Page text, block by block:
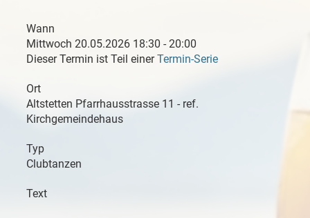
Wann
Mittwoch 20.05.2026 18:30 - 20:00
Dieser Termin ist Teil einerTermin-Serie
Ort
Altstetten Pfarrhausstrasse 11 - ref.
Kirchgemeindehaus
Typ
Clubtanzen
Text